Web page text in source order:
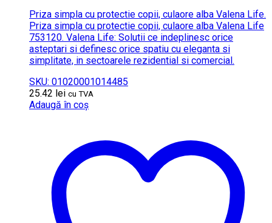
Priza simpla cu protectie copii, culaore alba Valena Life.
Priza simpla cu protectie copii, culaore alba Valena Life
753120. Valena Life: Solutii ce indeplinesc orice
asteptari si definesc orice spatiu cu eleganta si
simplitate, in sectoarele rezidential si comercial.
SKU: 01020001014485
25.42 lei cu TVA
Adaugă în coș